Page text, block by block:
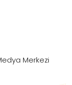
Merkezi